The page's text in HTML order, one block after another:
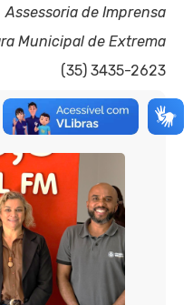
Assessoria de Imprensa
Municipal de Extrema
(35) 3435-2623